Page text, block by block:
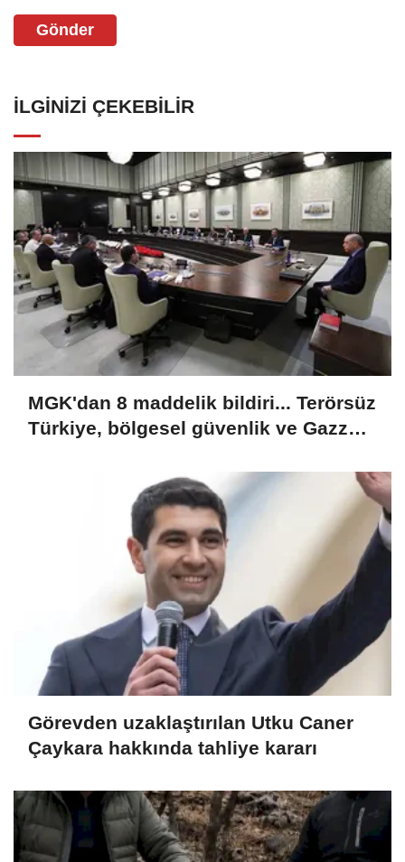
Gönder
İLGINIZI ÇEKEBILIR
MGK'dan 8 maddelik bildiri... Terörsüz
Türkiye, bölgesel güvenlik ve Gazze
Görevden uzaklaştırılan Utku Caner
Çaykara hakkında tahliye kararı